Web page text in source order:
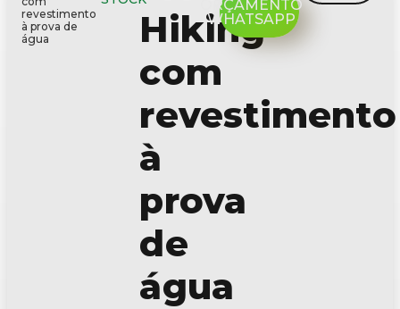
revestimento
à prova de
água
Hiking
com
revestimento
à
prova
de
água
ORÇAMENTO
WHATSAPP